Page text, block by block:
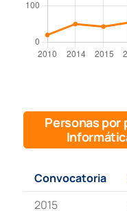
Personas por
Convocatoria
2015